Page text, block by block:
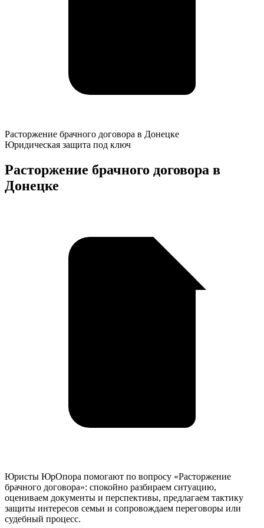
Расторжение
брачного
в
Донецке
Расторжение брачного договора в Донецке
Юридическая защита под ключ
Расторжение брачного договора в
Донецке
Юристы ЮрОпора помогают по вопросу «Расторжение
брачного договора»: спокойно разбираем ситуацию,
оцениваем документы и перспективы, предлагаем тактику
защиты интересов семьи и сопровождаем переговоры или
судебный процесс.